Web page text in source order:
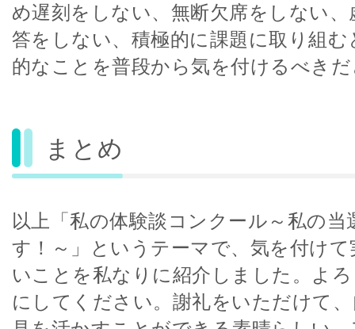
め遅刻をしない、無断欠席をしない
答をしない、積極的に課題に取り組
的なことを普段から気を付けるべき
まとめ
以上「私の体験談コンクール～私の
す！～」というテーマで、気を付け
いことを私なりに紹介しました。よ
にしてください。謝礼をいただけて